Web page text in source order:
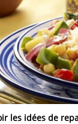
les idées de